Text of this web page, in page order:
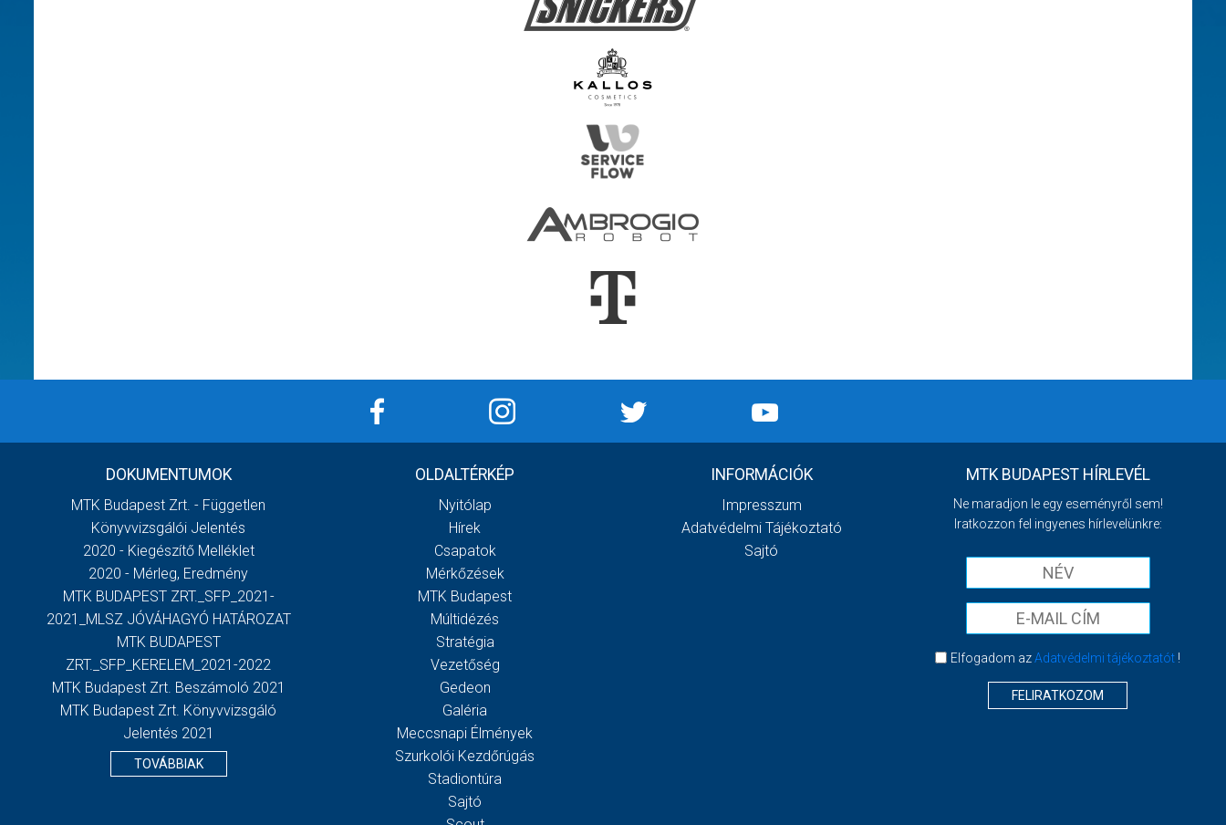
DOKUMENTUMOK
MTK Budapest Zrt. - Független
Könyvvizsgálói Jelentés
2020 - Kiegészítő Melléklet
2020 - Mérleg, Eredmény
MTK BUDAPEST ZRT._SFP_2021-
2021_MLSZ JÓVÁHAGYÓ HATÁROZAT
MTK BUDAPEST
ZRT._SFP_KERELEM_2021-2022
MTK Budapest Zrt. Beszámoló 2021
MTK Budapest Zrt. Könyvvizsgáló
Jelentés 2021
TOVÁBBIAK
OLDALTÉRKÉP
Nyitólap
Hírek
Csapatok
Mérkőzések
MTK Budapest
Múltidézés
Stratégia
Vezetőség
Gedeon
Galéria
Meccsnapi Élmények
Szurkolói Kezdőrúgás
Stadiontúra
Sajtó
INFORMÁCIÓK
Impresszum
Adatvédelmi Tájékoztató
Sajtó
MTK BUDAPEST HÍRLEVÉL
Ne maradjon le egy eseményről sem!
Iratkozzon fel ingyenes hírlevelünkre:
Elfogadom azAdatvédelmi tájékoztatót !
FELIRATKOZOM